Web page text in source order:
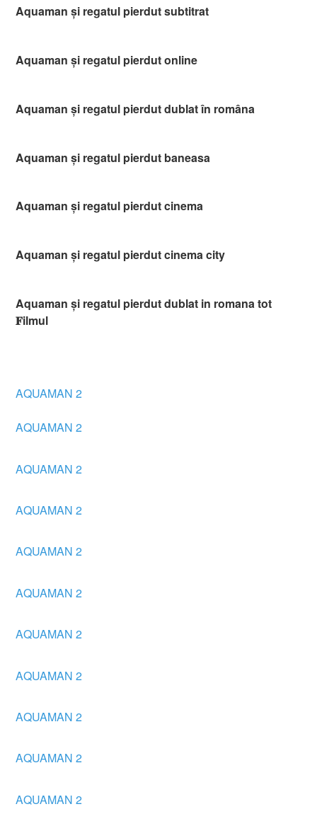
Aquaman și regatul pierdut subtitrat
Aquaman și regatul pierdut online
Aquaman și regatul pierdut dublat în româna
Aquaman și regatul pierdut baneasa
Aquaman și regatul pierdut cinema
Aquaman și regatul pierdut cinema city
Aquaman și regatul pierdut dublat in romana tot
𝐅ilmul
AQUAMAN 2
AQUAMAN 2
AQUAMAN 2
AQUAMAN 2
AQUAMAN 2
AQUAMAN 2
AQUAMAN 2
AQUAMAN 2
AQUAMAN 2
AQUAMAN 2
AQUAMAN 2